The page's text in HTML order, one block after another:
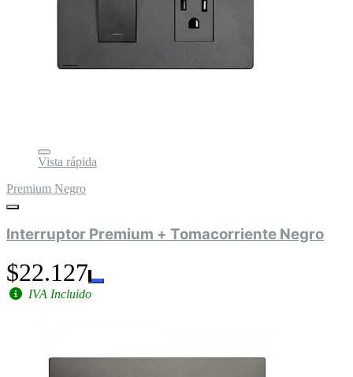
Vista rápida
Premium Negro
Interruptor Premium + Tomacorriente Negro
$22.127
IVA Incluido